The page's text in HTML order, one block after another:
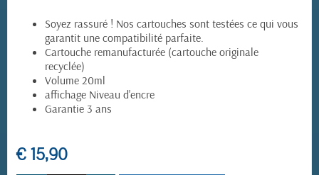
Soyez rassuré ! Nos cartouches sont testées ce qui vous
garantit une compatibilité parfaite.
Cartouche remanufacturée (cartouche originale
recyclée)
Volume 20ml
affichage Niveau d'encre
Garantie 3 ans
€ 15,90